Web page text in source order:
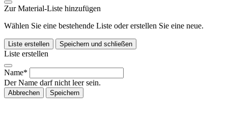
Zur Material-Liste hinzufügen
Wählen Sie eine bestehende Liste oder erstellen Sie eine neue.
Liste erstellen Speichern und schließen
Liste erstellen
Name*
Der Name darf nicht leer sein.
Abbrechen Speichern